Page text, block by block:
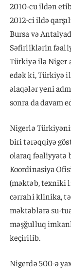
2010-cu ildən
2012-ci ildə
Bursa və
Səfirliklərin
Türkiyə ilə Niger
edək ki, Türkiyə
əlaqələr yeni
sonra da davam
Nigerlə
biri tərəqqiyə
olaraq fəaliyyətə
Koordinasiya
(məktəb, texniki
cərrahi klinika,
məktəblərə su-
məşğulluq
keçirilib.
Nigerdə ​​500-ə